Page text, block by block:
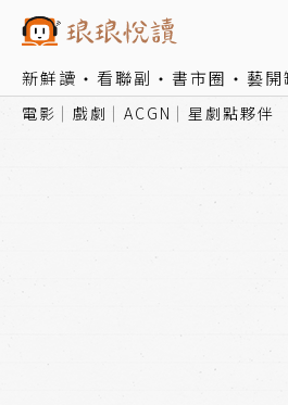
新鮮讀 看聯副 書市圈 藝開
電影 戲劇 ACGN 星劇點夥伴